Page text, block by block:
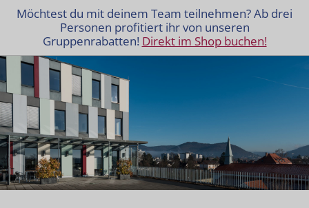
Möchtest du mit deinem Team teilnehmen? Ab drei
Personen profitiert ihr von unseren
Gruppenrabatten! Direkt im Shop buchen!